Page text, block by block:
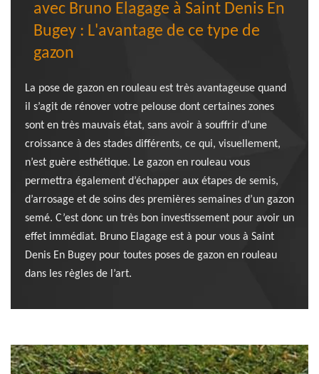
avec Bruno Elagage à Saint Denis En
Bugey : L'avantage de ce type de
gazon
La pose de gazon en rouleau est très avantageuse quand
il s’agit de rénover votre pelouse dont certaines zones
sont en très mauvais état, sans avoir à souffrir d’une
croissance à des stades différents, ce qui, visuellement,
n’est guère esthétique. Le gazon en rouleau vous
permettra également d’échapper aux étapes de semis,
d’arrosage et de soins des premières semaines d’un gazon
semé. C’est donc un très bon investissement pour avoir un
effet immédiat. Bruno Elagage est à pour vous à Saint
Denis En Bugey pour toutes poses de gazon en rouleau
dans les règles de l’art.